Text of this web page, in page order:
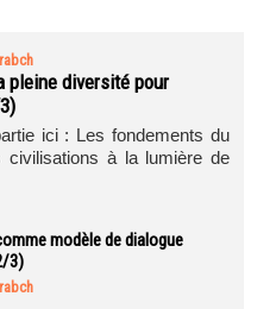
pleine diversité pour
ici : Les fondements du
civilisations à la lumière de
modèle de dialogue
3)